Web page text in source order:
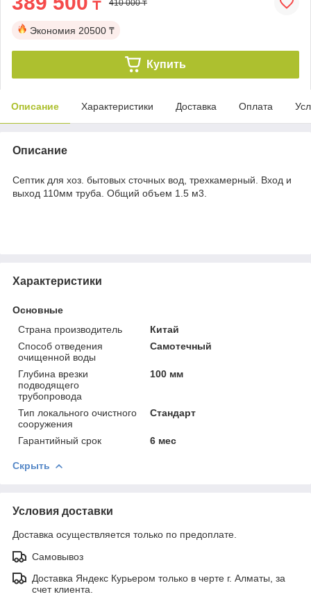
₸ 410 000 ₸
Экономия 20500 ₸
Купить
Описание Характеристики Доставка Оплата
Описание
Септик для хоз. бытовых сточных вод, трехкамерный. Вход и
выход 110мм труба. Общий объем 1.5 м3.
Характеристики
Основные
Страна производитель
Китай
Способ отведения
очищенной воды
Самотечный
Глубина врезки
подводящего
трубопровода
100 мм
Тип локального очистного
сооружения
Стандарт
Гарантийный срок 6 мес
Скрыть
Условия доставки
Доставка осуществляется только по предоплате.
Самовывоз
Доставка Яндекс Курьером только в черте г. Алматы, за
счет клиента.